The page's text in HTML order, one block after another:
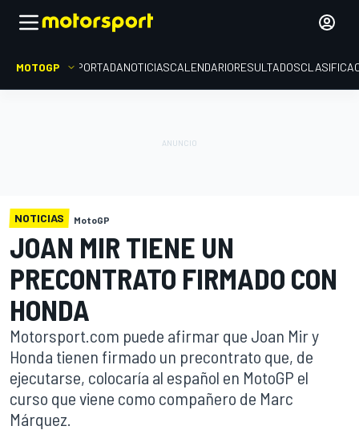
MOTOGP PORTADANOTICIASCALENDARIORESULTADOS
NOTICIAS MotoGP
JOAN MIR TIENE UN
PRECONTRATO FIRMADO CON
HONDA
Motorsport.com puede afirmar que Joan Mir y
Honda tienen firmado un precontrato que, de
ejecutarse, colocaría al español en MotoGP el
curso que viene como compañero de Marc
Márquez.